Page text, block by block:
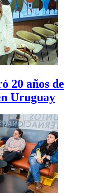
20 años de
Uruguay